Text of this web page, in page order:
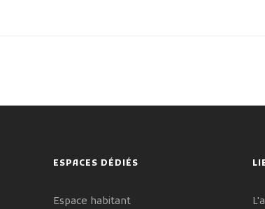
ESPACES DÉDIÉS
Espace habitant